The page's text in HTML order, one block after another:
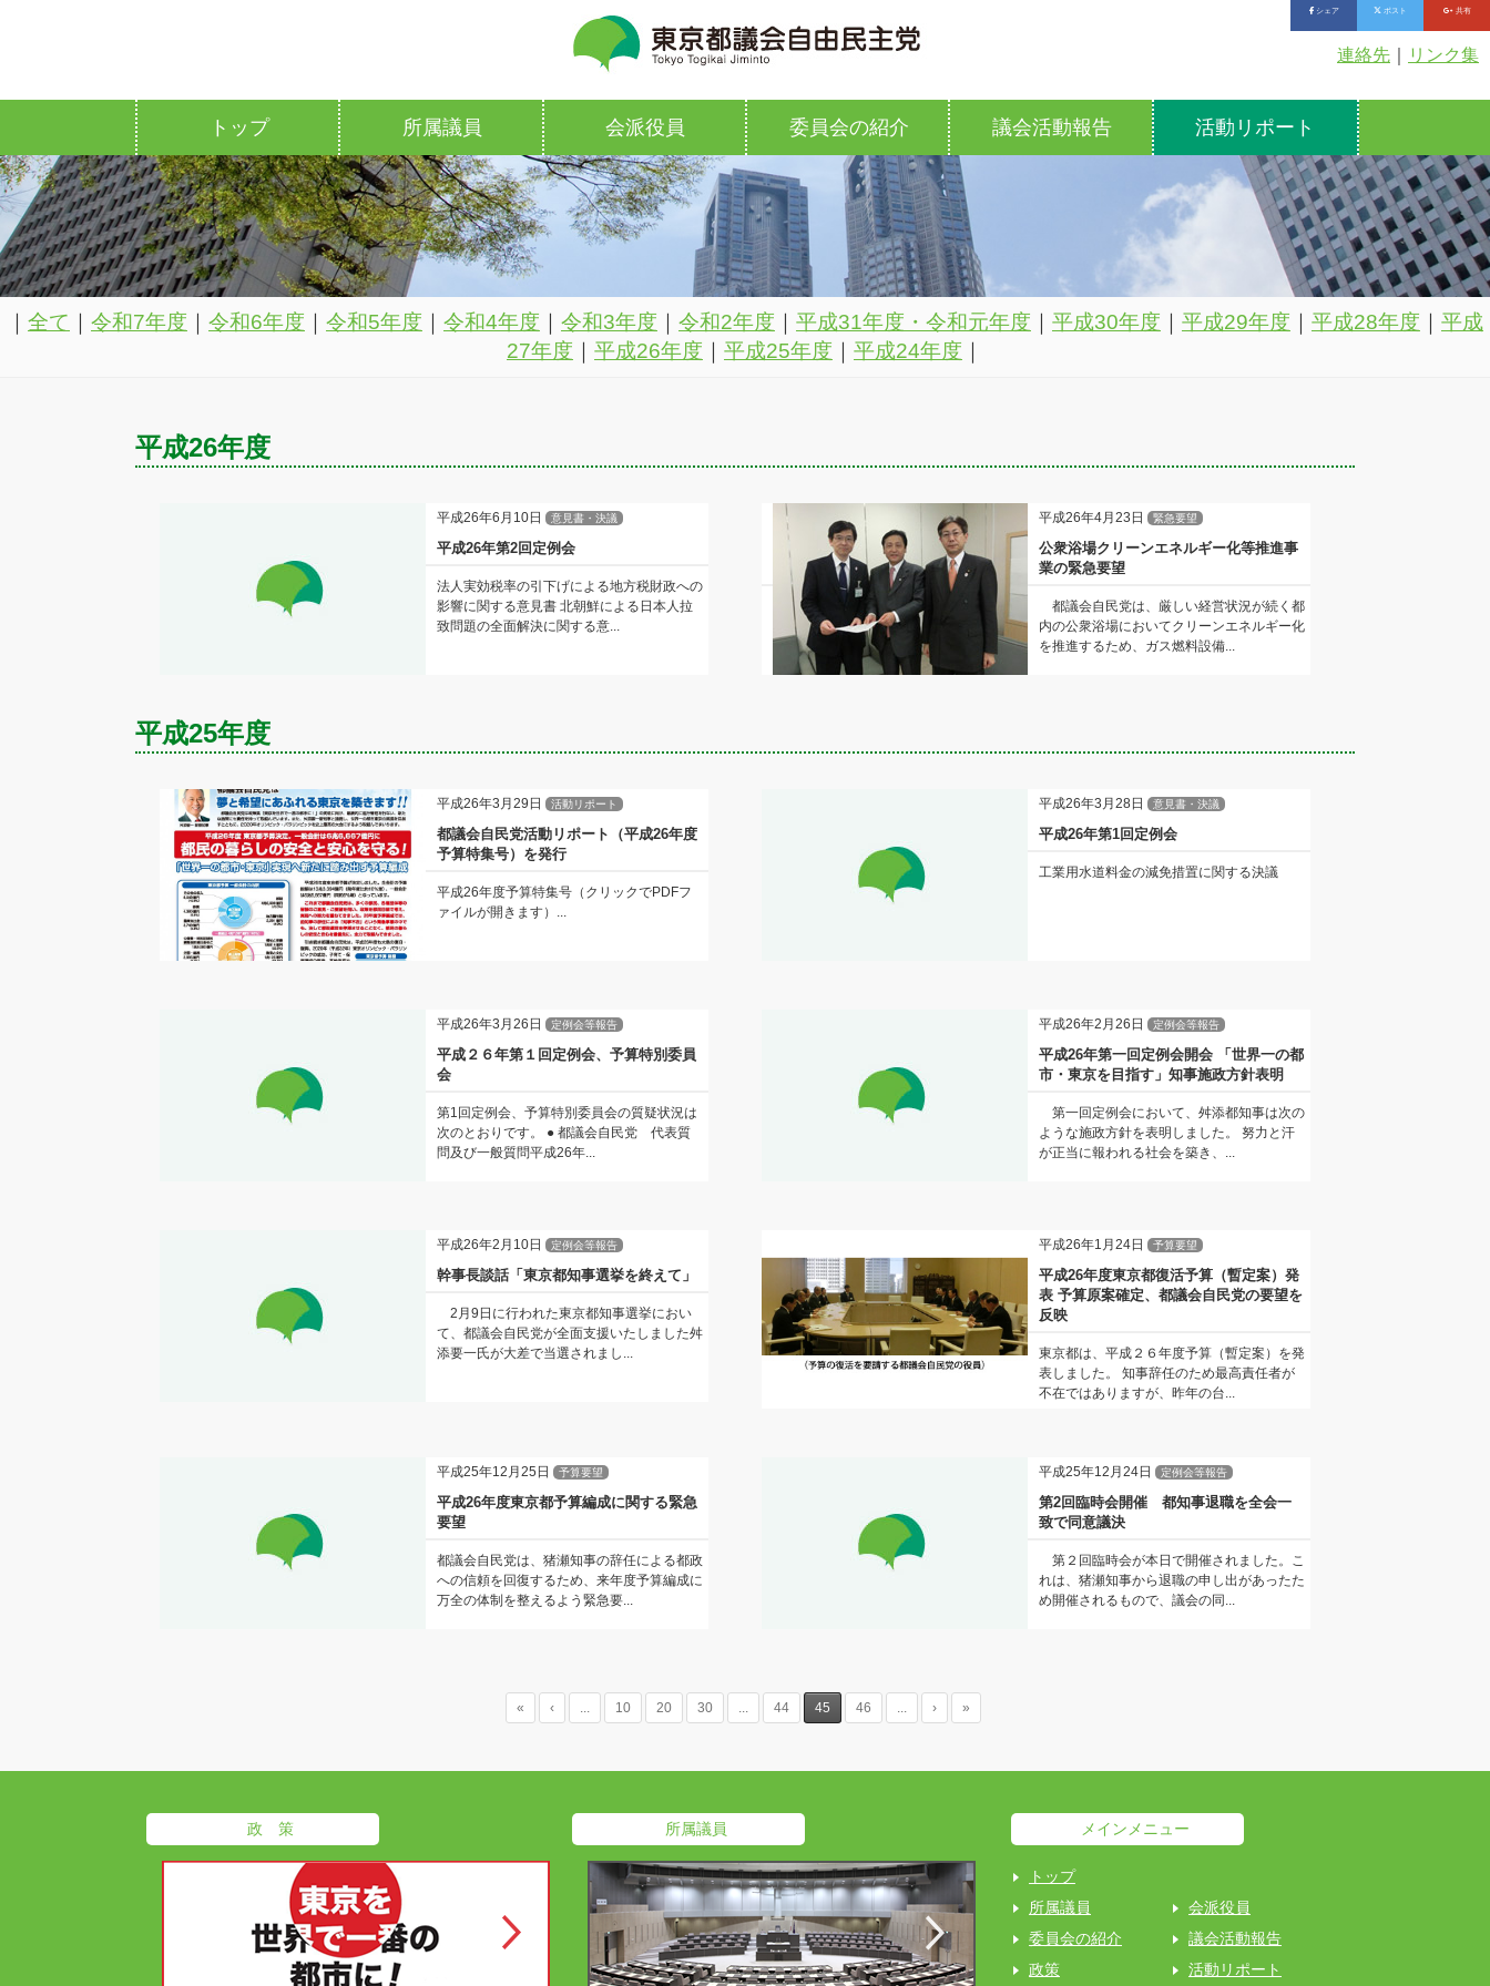
シェア ポスト 共有
連絡先 リンク集
トップ 所属議員 会派役員 委員会の紹介 議会活動報告 活動リポート
全て 令和7年度 令和6年度 令和5年度 令和4年度 令和3年度 令和2年度 平成31年度・令和元年度 平成30年度 平成29年度 平成28年度
平成
27年度
平成26年度 平成25年度 平成24年度
平成26年度
平成26年6月10日 意見書・決議
平成26年第2回定例会
法人実効税率の引下げによる地方税財政への
影響に関する意見書 北朝鮮による日本人拉
致問題の全面解決に関する意...
平成26年4月23日 緊急要望
公衆浴場クリーンエネルギー化等推進事
業の緊急要望
都議会自民党は、厳しい経営状況が続く都
内の公衆浴場においてクリーンエネルギー化
を推進するため、ガス燃料設備...
平成25年度
平成26年3月29日 活動リポート
都議会自民党活動リポート（平成26年度
予算特集号）を発行
平成26年度予算特集号（クリックでPDFフ
ァイルが開きます）...
平成26年3月28日 意見書・決議
平成26年第1回定例会
工業用水道料金の減免措置に関する決議
平成26年3月26日 定例会等報告
平成２６年第１回定例会、予算特別委員
会
第1回定例会、予算特別委員会の質疑状況は
次のとおりです。 ● 都議会自民党 代表質
問及び一般質問平成26年...
平成26年2月26日 定例会等報告
平成26年第一回定例会開会 「世界一の都
市・東京を目指す」知事施政方針表明
第一回定例会において、舛添都知事は次の
ような施政方針を表明しました。 努力と汗
が正当に報われる社会を築き、...
平成26年2月10日 定例会等報告
幹事長談話「東京都知事選挙を終えて」
2月9日に行われた東京都知事選挙におい
て、都議会自民党が全面支援いたしました舛
添要一氏が大差で当選されまし...
平成26年1月24日 予算要望
平成26年度東京都復活予算（暫定案）発
表 予算原案確定、都議会自民党の要望を
反映
東京都は、平成２６年度予算（暫定案）を発
表しました。 知事辞任のため最高責任者が
不在ではありますが、昨年の台...
平成25年12月25日 予算要望
平成26年度東京都予算編成に関する緊急
要望
都議会自民党は、猪瀬知事の辞任による都政
への信頼を回復するため、来年度予算編成に
万全の体制を整えるよう緊急要...
平成25年12月24日 定例会等報告
第2回臨時会開催 都知事退職を全会一
致で同意議決
第２回臨時会が本日で開催されました。こ
れは、猪瀬知事から退職の申し出があったた
め開催されるもので、議会の同...
« ‹ ... 10 20 30 ... 44 45 46 ... › »
政 策 所属議員 メインメニュー
トップ
所属議員
会派役員
委員会の紹介
議会活動報告
政策
活動リポート